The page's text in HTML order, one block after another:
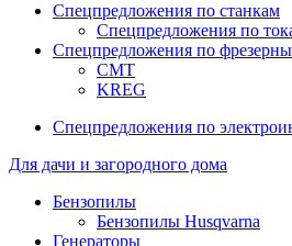
Спецпредложения по станкам
Спецпредложения по
Спецпредложения по
CMT
KREG
Спецпредложения по
Для дачи и загородного дома
Бензопилы
Бензопилы Husqvarna
Генераторы